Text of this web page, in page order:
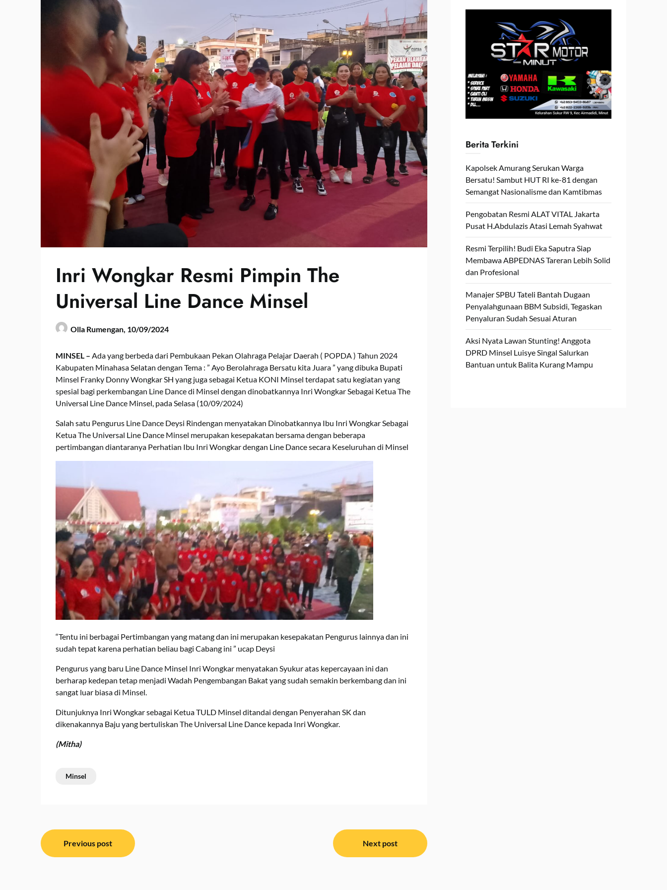
Inri Wongkar Resmi Pimpin The
Universal Line Dance Minsel
Olla Rumengan, 10/09/2024
MINSEL – Ada yang berbeda dari Pembukaan Pekan Olahraga Pelajar Daerah ( POPDA ) Tahun 2024
Kabupaten Minahasa Selatan dengan Tema : ” Ayo Berolahraga Bersatu kita Juara ” yang dibuka Bupati
Minsel Franky Donny Wongkar SH yang juga sebagai Ketua KONI Minsel terdapat satu kegiatan yang
spesial bagi perkembangan Line Dance di Minsel dengan dinobatkannya Inri Wongkar Sebagai Ketua The
Universal Line Dance Minsel, pada Selasa (10/09/2024)
Salah satu Pengurus Line Dance Deysi Rindengan menyatakan Dinobatkannya Ibu Inri Wongkar Sebagai
Ketua The Universal Line Dance Minsel merupakan kesepakatan bersama dengan beberapa
pertimbangan diantaranya Perhatian Ibu Inri Wongkar dengan Line Dance secara Keseluruhan di Minsel
“Tentu ini berbagai Pertimbangan yang matang dan ini merupakan kesepakatan Pengurus lainnya dan ini
sudah tepat karena perhatian beliau bagi Cabang ini ” ucap Deysi
Pengurus yang baru Line Dance Minsel Inri Wongkar menyatakan Syukur atas kepercayaan ini dan
berharap kedepan tetap menjadi Wadah Pengembangan Bakat yang sudah semakin berkembang dan ini
sangat luar biasa di Minsel.
Ditunjuknya Inri Wongkar sebagai Ketua TULD Minsel ditandai dengan Penyerahan SK dan
dikenakannya Baju yang bertuliskan The Universal Line Dance kepada Inri Wongkar.
(Mitha)
Minsel
Navigasi
pos
Previous post Next post
Berita Terkini
Kapolsek Amurang Serukan Warga
Bersatu! Sambut HUT RI ke-81 dengan
Semangat Nasionalisme dan Kamtibmas
Pengobatan Resmi ALAT VITAL Jakarta
Pusat H.Abdulazis Atasi Lemah Syahwat
Resmi Terpilih! Budi Eka Saputra Siap
Membawa ABPEDNAS Tareran Lebih Solid
dan Profesional
Manajer SPBU Tateli Bantah Dugaan
Penyalahgunaan BBM Subsidi, Tegaskan
Penyaluran Sudah Sesuai Aturan
Aksi Nyata Lawan Stunting! Anggota
DPRD Minsel Luisye Singal Salurkan
Bantuan untuk Balita Kurang Mampu